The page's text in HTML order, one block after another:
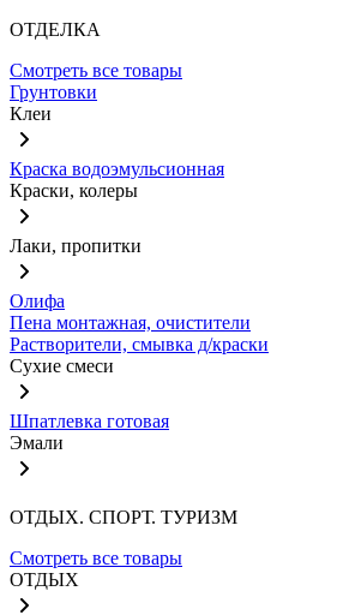
ОТДЕЛКА
Смотреть все товары
Грунтовки
Клеи
Краска водоэмульсионная
Краски, колеры
Лаки, пропитки
Олифа
Пена монтажная, очистители
Растворители, смывка д/краски
Сухие смеси
Шпатлевка готовая
Эмали
ОТДЫХ. СПОРТ. ТУРИЗМ
Смотреть все товары
ОТДЫХ